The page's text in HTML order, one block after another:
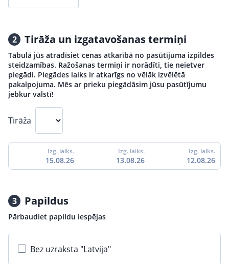
2 Tirāža un izgatavošanas termiņi
Tabulā jūs atradīsiet cenas atkarībā no pasūtījuma izpildes
steidzamības. Ražošanas termiņi ir norādīti, tie neietver
piegādi. Piegādes laiks ir atkarīgs no vēlāk izvēlētā
pakalpojuma. Mēs ar prieku piegādāsim jūsu pasūtījumu
jebkur valstī!
Tirāža
Izg. laiks.
15.08.26
Izg. laiks.
13.08.26
Izg. laiks.
12.08.26
3 Papildus
Pārbaudiet papildu iespējas
Bez uzraksta "Latvija"